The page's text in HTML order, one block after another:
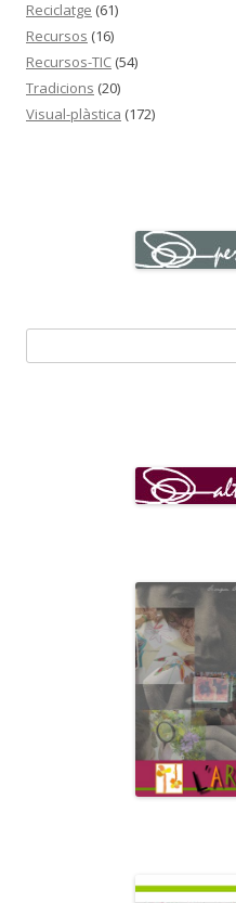
Reciclatge (61)
Recursos (16)
Recursos-TIC (54)
Tradicions (20)
Visual-plàstica (172)
e